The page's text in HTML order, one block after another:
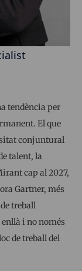
tendència per
El que
conjuntural
talent, la
cap al 2027,
Gartner, més
treball
i no només
de treball del